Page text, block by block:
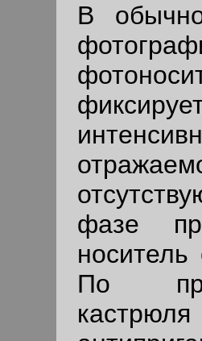
В
фазе
носитель
По